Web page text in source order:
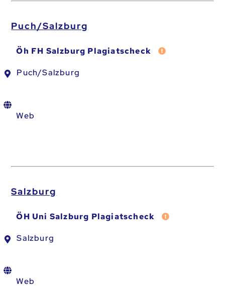
Puch/Salzburg
Öh FH Salzburg Plagiatscheck Fehler melden
Puch/Salzburg
Web
Salzburg
ÖH Uni Salzburg Plagiatscheck Fehler melden
Salzburg
Web